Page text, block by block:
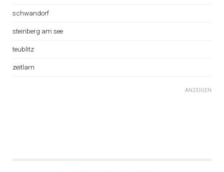
schwandorf
steinberg am see
teublitz
zeitlarn
ANZEIGEN